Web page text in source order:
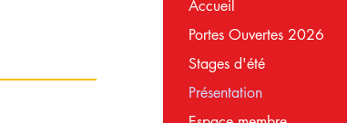
Accueil
Portes Ouvertes 2026
Stages d'été
Présentation